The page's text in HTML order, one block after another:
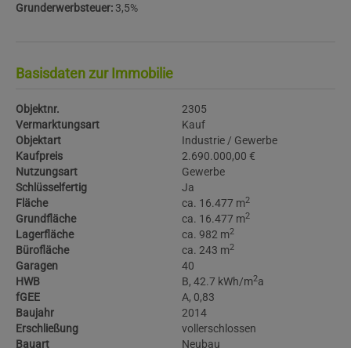
Grunderwerbsteuer: 3,5%
Basisdaten zur Immobilie
Objektnr.
2305
Vermarktungsart
Kauf
Objektart
Industrie / Gewerbe
Kaufpreis
2.690.000,00 €
Nutzungsart
Gewerbe
Schlüsselfertig
Ja
Fläche
ca. 16.477 m2
Grundfläche ca. 16.477 m2
Lagerfläche ca. 982 m2
Bürofläche ca. 243 m2
Garagen
40
HWB
B, 42.7 kWh/m2a
fGEE
A, 0,83
Baujahr
2014
Erschließung
vollerschlossen
Bauart
Neubau